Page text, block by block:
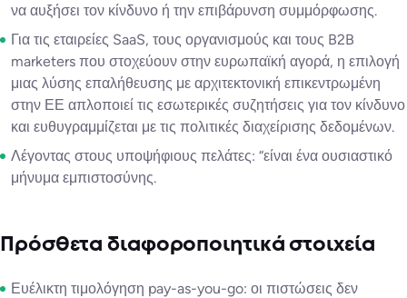
να αυξήσει τον κίνδυνο ή την επιβάρυνση συμμόρφωσης.
Για τις εταιρείες SaaS, τους οργανισμούς και τους B2B
marketers που στοχεύουν στην ευρωπαϊκή αγορά, η επιλογή
μιας λύσης επαλήθευσης με αρχιτεκτονική επικεντρωμένη
στην ΕΕ απλοποιεί τις εσωτερικές συζητήσεις για τον κίνδυνο
και ευθυγραμμίζεται με τις πολιτικές διαχείρισης δεδομένων.
Λέγοντας στους υποψήφιους πελάτες: “είναι ένα ουσιαστικό
μήνυμα εμπιστοσύνης.
Πρόσθετα διαφοροποιητικά στοιχεία
Ευέλικτη τιμολόγηση pay-as-you-go: οι πιστώσεις δεν